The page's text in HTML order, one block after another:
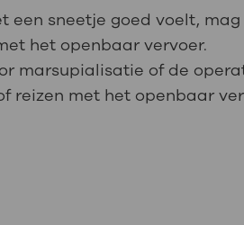
een sneetje goed voelt,
het openbaar vervoer.
marsupialisatie of de
reizen met het openbaar